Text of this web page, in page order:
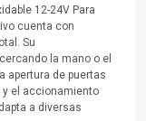
12-24V Para
cuenta con
Su
la mano o el
apertura de puertas
el accionamiento
a diversas